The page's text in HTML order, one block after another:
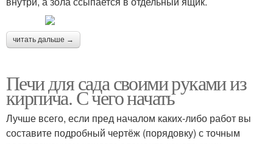
читать дальше →
Печи для сада своими руками из
кирпича. С чего начать
Лучше всего, если пред началом каких-либо работ вы
составите подробный чертёж (порядовку) с точным